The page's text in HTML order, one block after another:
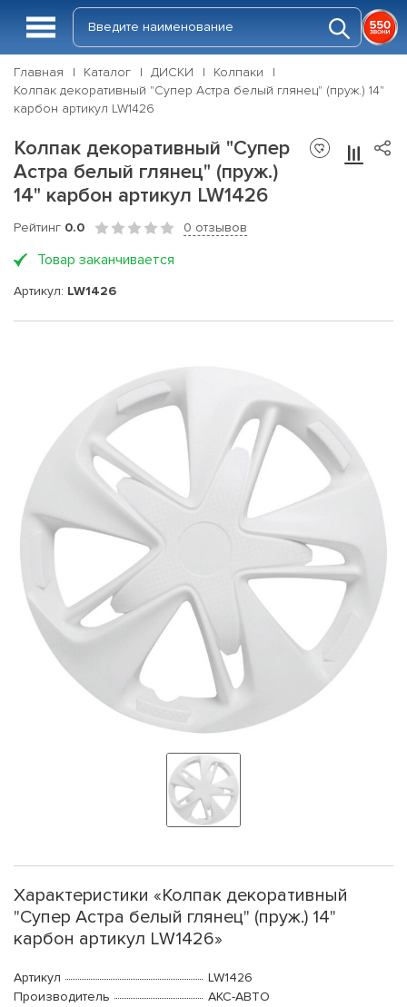
Главная Каталог ДИСКИ
Колпаки
Колпак декоративный "Супер Астра белый глянец" (пруж.) 14"
карбон артикул LW1426
Колпак декоративный "Супер
Астра белый глянец" (пруж.)
14" карбон артикул LW1426
Рейтинг 0.0 0 отзывов
Товар заканчивается
Артикул: LW1426
Характеристики «Колпак декоративный
"Супер Астра белый глянец" (пруж.) 14"
карбон артикул LW1426»
Артикул
LW1426
Производитель
АКС-АВТО